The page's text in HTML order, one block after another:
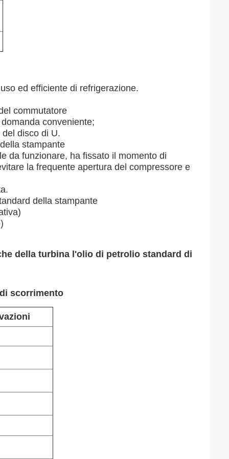
ed efficiente di refrigerazione.
commutatore
conveniente;
disco di U.
stampante
da funzionare, ha fissato il momento di
la frequente apertura del compressore e
della stampante
della turbina l'olio di petrolio standard di
scorrimento